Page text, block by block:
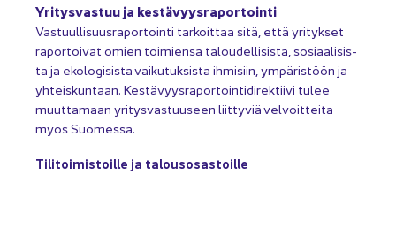
Yri­tys­vas­tuu ja kes­tä­vyys­ra­por­toin­ti
Vas­tuul­li­suus­ra­por­toin­ti tar­koit­taa sitä, että yri­tyk­set
ra­por­toi­vat omien toi­mien­sa ta­lou­del­li­sis­ta, so­si­aa­li­sis­
ta ja eko­lo­gi­sis­ta vai­ku­tuk­sis­ta ih­mi­siin, ym­pä­ris­töön ja
yh­teis­kun­taan. Kes­tä­vyys­ra­por­toin­ti­di­rek­tii­vi tulee
muut­ta­maan yri­tys­vas­tuuseen liit­ty­viä vel­voit­tei­ta
myös Suo­mes­sa.
Ti­li­toi­mis­toil­le ja ta­lous­osas­toil­le